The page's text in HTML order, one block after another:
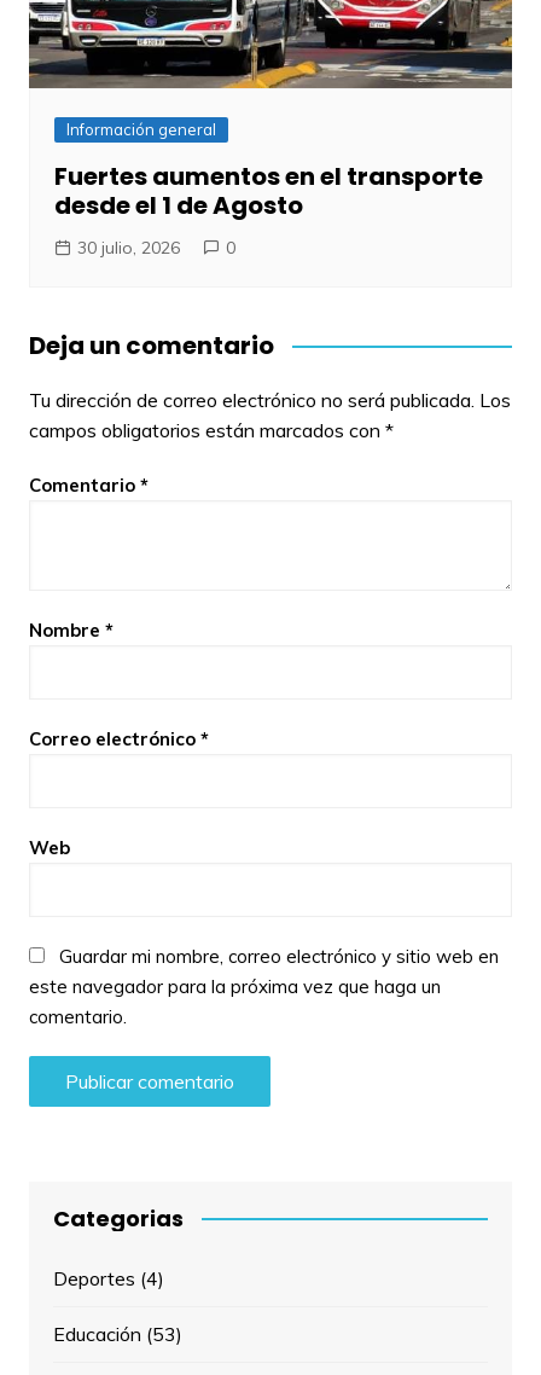
Información general
Fuertes aumentos en el transporte
desde el 1 de Agosto
30 julio, 2026 0
Deja un comentario
Tu dirección de correo electrónico no será publicada. Los
campos obligatorios están marcados con *
Comentario *
Nombre *
Correo electrónico *
Web
Guardar mi nombre, correo electrónico y sitio web en
este navegador para la próxima vez que haga un
comentario.
Categorias
Deportes (4)
Educación (53)